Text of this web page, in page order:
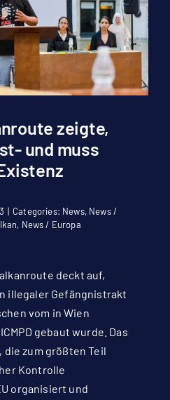
zeigte,
und muss
| Categories: News, News /
, News / Europa
deckt auf,
illegaler Gefängnistrakt
vom in Wien
gebaut wurde. Das
zum größten Teil
Kontrolle
organisiert und